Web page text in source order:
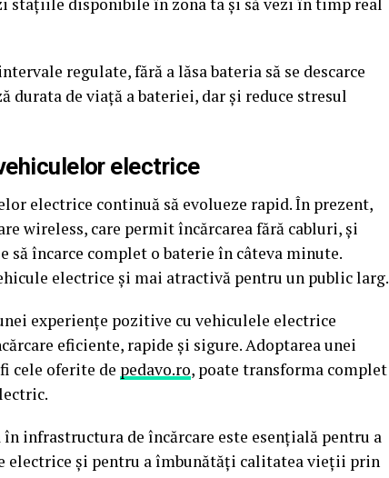
regulate, fără a lăsa bateria să se descarce
durata de viață a bateriei, dar și reduce stresul
electrice
electrice continuă să evolueze rapid. În prezent,
wireless, care permit încărcarea fără cabluri, și
încarce complet o baterie în câteva minute.
electrice și mai atractivă pentru un public larg.
experiențe pozitive cu vehiculele electrice
eficiente, rapide și sigure. Adoptarea unei
cele oferite de pedavo.ro, poate transforma complet
infrastructura de încărcare este esențială pentru a
electrice și pentru a îmbunătăți calitatea vieții prin